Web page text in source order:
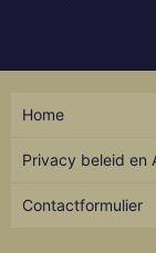
Home
Privacy beleid en
Contactformulier